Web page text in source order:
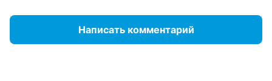
Написать комментарий